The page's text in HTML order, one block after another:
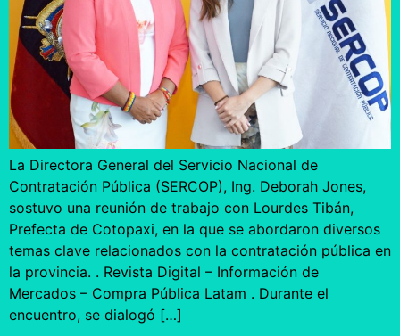
La Directora General del Servicio Nacional de
Contratación Pública (SERCOP), Ing. Deborah Jones,
sostuvo una reunión de trabajo con Lourdes Tibán,
Prefecta de Cotopaxi, en la que se abordaron diversos
temas clave relacionados con la contratación pública en
la provincia. . Revista Digital – Información de
Mercados – Compra Pública Latam . Durante el
encuentro, se dialogó […]